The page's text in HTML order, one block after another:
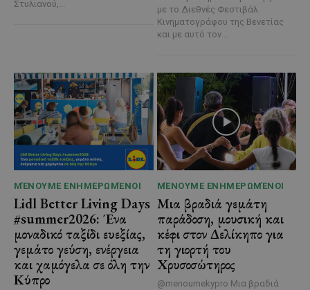
Στυλιανού,...
με το Διεθνές Φεστιβάλ
Κινηματογράφου της Βενετίας
και με αυτό τον...
ΜΈΝΟΥΜΕ ΕΝΗΜΕΡΩΜΈΝΟΙ
Lidl Better Living Days
#summer2026: Ένα
μοναδικό ταξίδι ευεξίας,
γεμάτο γεύση, ενέργεια
και χαμόγελα σε όλη την
Κύπρο
ΜΈΝΟΥΜΕ ΕΝΗΜΕΡΩΜΈΝΟΙ
Μια βραδιά γεμάτη
παράδοση, μουσική και
κέφι στον Δελίκηπο για
τη γιορτή του
Χρυσοσώτηρος
@menoumekypro Μια βραδιά